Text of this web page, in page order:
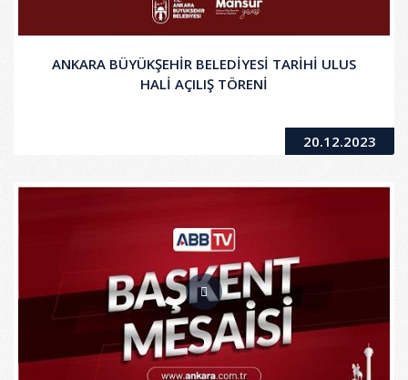
ANKARA BÜYÜKŞEHİR BELEDİYESİ TARİHİ ULUS
HALİ AÇILIŞ TÖRENİ
20.12.2023